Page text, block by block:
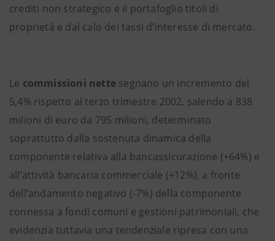
crediti non strategico e il portafoglio titoli di
proprietà e dal calo dei tassi d’interesse di mercato.
Le commissioni nette segnano un incremento del
5,4% rispetto al terzo trimestre 2002, salendo a 838
milioni di euro da 795 milioni, determinato
soprattutto dalla sostenuta dinamica della
componente relativa alla bancassicurazione (+64%) e
all’attività bancaria commerciale (+12%), a fronte
dell’andamento negativo (-7%) della componente
connessa a fondi comuni e gestioni patrimoniali, che
evidenzia tuttavia una tendenziale ripresa con una